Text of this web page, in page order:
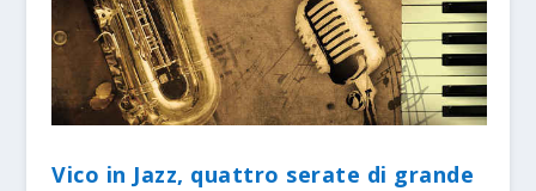
Vico in Jazz, quattro serate di grande